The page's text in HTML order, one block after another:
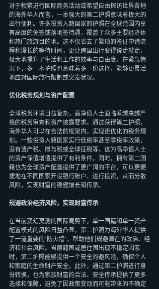
对于频繁进行国际商务活动或希望自由探访世界各地
的海外华人而言，一本强大的第二护照意味着极大的
出行便利。许多投资入籍国家的护照在全球范围内享
有高度的免签或落地签待遇，覆盖了众多主要经济体
和热门旅游目的地。这不仅省去了繁琐的签证申请流
程和漫长的等待时间，更让跨国出行变得说走就走，
极大地提升了生活和工作的效率与自由度。在紧急情
况下，多一本护照也意味着多一份选择，能够更灵活
地应对国际旅行限制或突发状况。
优化税务规划与资产配置
全球税务环境日益复杂，高净值人士面临着越来越严
格的税务审查和资产披露要求。通过获得第二护照，
海外华人可以在合法的框架内，实现更优化的税务规
划。一些投资入籍国家实行低税率甚至零税率政策，
没有遗产税、赠与税或全球征税等，这为高净值人士
的资产保值增值提供了有利条件。同时，拥有第二国
籍也为全球资产配置提供了更广阔的平台，可以更便
捷地在不同国家开设银行账户、进行投资，从而分散
风险，实现财富的稳健增长和传承。
规避政治经济风险，实现财富传承
在当前变幻莫测的国际局势下，单一国籍和单一资产
配置模式的风险日益凸显。第二护照为海外华人提供
了一道重要的“防火墙”，帮助他们规避潜在的政治、经
济和社会风险。当原籍国或居住国出现不稳定因素
时，第二护照能够提供一个安全的避风港，确保个人
和家庭的生命财产安全。此外，通过第二护照进行身
份转换，也为家族财富的合法、安全传承提供了更多
选择和保障，避免了因政策变动而可能带来的不确定